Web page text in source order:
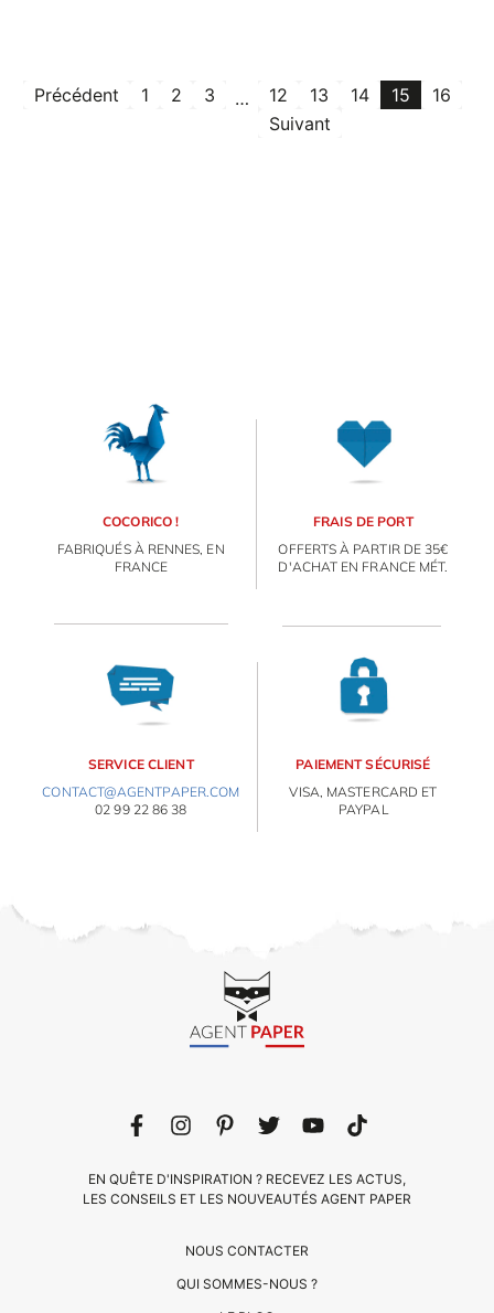
Précédent 1 2 3 … 12 13 14 15
16
Suivant
COCORICO !
FABRIQUÉS À RENNES, EN
FRANCE
FRAIS DE PORT
OFFERTS À PARTIR DE 35€
D'ACHAT EN FRANCE MÉT.
SERVICE CLIENT
CONTACT@AGENTPAPER.COM
02 99 22 86 38
PAIEMENT SÉCURISÉ
VISA, MASTERCARD ET
PAYPAL
NOUS CONTACTER
QUI SOMMES-NOUS ?
EN QUÊTE D'INSPIRATION ? RECEVEZ LES ACTUS,
LES CONSEILS ET LES NOUVEAUTÉS AGENT PAPER